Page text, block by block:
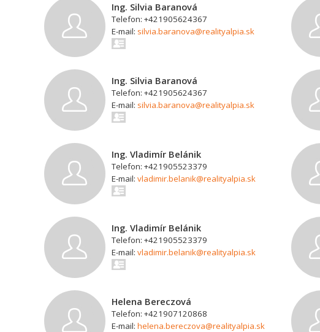
Ing. Silvia Baranová
Telefon: +421905624367
E-mail: silvia.baranova@realityalpia.sk
Ing. Silvia Baranová
Telefon: +421905624367
E-mail: silvia.baranova@realityalpia.sk
Ing. Vladimír Belánik
Telefon: +421905523379
E-mail: vladimir.belanik@realityalpia.sk
Ing. Vladimír Belánik
Telefon: +421905523379
E-mail: vladimir.belanik@realityalpia.sk
Helena Bereczová
Telefon: +421907120868
E-mail: helena.bereczova@realityalpia.sk